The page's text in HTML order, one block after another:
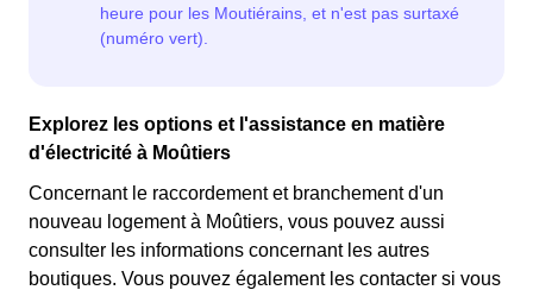
Explorez les options et l'assistance en matière
d'électricité à Moûtiers
Concernant le raccordement et branchement d'un
nouveau logement à Moûtiers, vous pouvez aussi
consulter les informations concernant les autres
boutiques. Vous pouvez également les contacter si vous